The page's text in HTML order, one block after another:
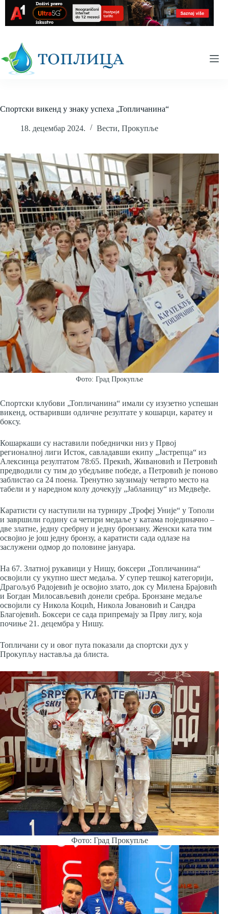
content
Спортски викенд у знаку успеха „Топличанина“
18. децембар 2024. Вести, Прокупље
Фото: Град Прокупље
Спортски клубови „Топличанина“ имали су изузетно успешан
викенд, остваривши одличне резултате у кошарци, каратеу и
боксу.
Кошаркаши су наставили победнички низ у Првој
регионалној лиги Исток, савладавши екипу „Јастрепца“ из
Алексинца резултатом 78:65. Прекић, Живановић и Петровић
предводили су тим до убедљиве победе, а Петровић је поново
заблистао са 24 поена. Тренутно заузимају четврто место на
табели и у наредном колу дочекују „Јабланицу“ из Медвеђе.
Каратисти су наступили на турниру „Трофеј Уније“ у Тополи
и завршили годину са четири медаље у катама појединачно –
две златне, једну сребрну и једну бронзану. Женски ката тим
освојио је још једну бронзу, а каратисти сада одлазе на
заслужени одмор до половине јануара.
На 67. Златној рукавици у Нишу, боксери „Топличанина“
освојили су укупно шест медаља. У супер тешкој категорији,
Драгољуб Радојевић је освојио злато, док су Милена Брајовић
и Богдан Милосављевић донели сребра. Бронзане медаље
освојили су Никола Коцић, Никола Јовановић и Сандра
Благојевић. Боксери се сада припремају за Прву лигу, која
почиње 21. децембра у Нишу.
Топличани су и овог пута показали да спортски дух у
Прокупљу наставља да блиста.
Фото: Град Прокупље